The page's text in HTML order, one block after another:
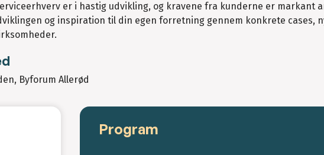
er i hastig udvikling, og kravene fra kunderne er markant
og inspiration til din egen forretning gennem konkrete cases,
Byforum Allerød
Program